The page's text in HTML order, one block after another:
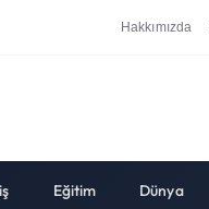
Hakkımızda
Eğitim Dünya